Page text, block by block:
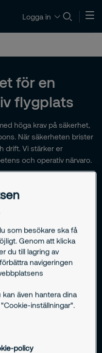
Logga in
för en
flygplats
höga krav på säkerhet,
När säkerheten brister
drift. Vi stärker er
och operativ närvaro.
säkerhetsklassade
de stora
som besökare ska få
Genom att klicka
du till lagring av
navigeringen
även hantera dina
inställningar".
policy